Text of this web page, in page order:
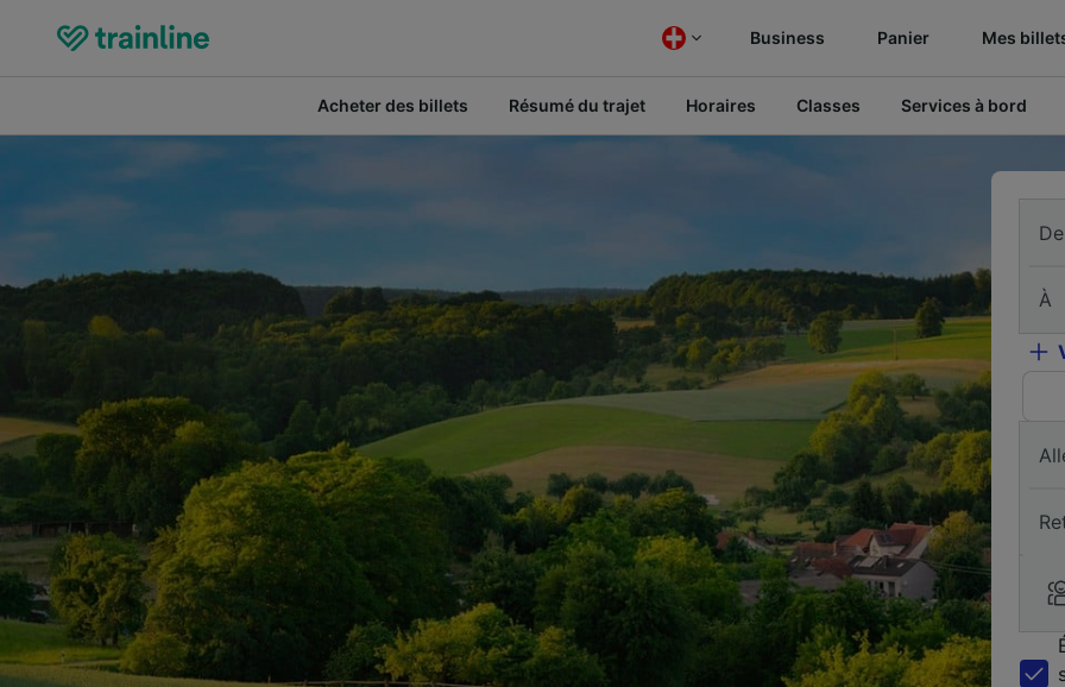
Business Panier Mes
Acheter des billets Résumé du trajet Horaires Classes Services à bord
De
À